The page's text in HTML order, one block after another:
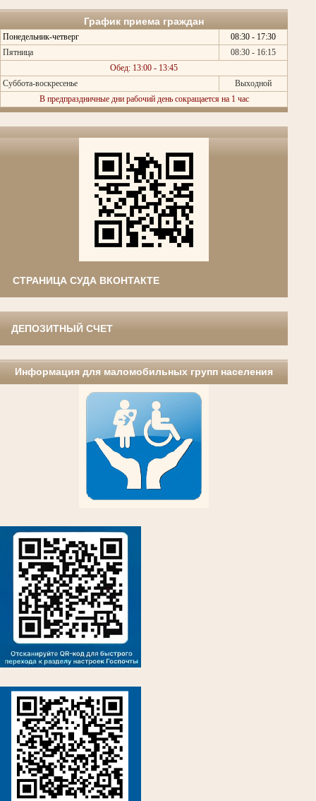
График приема граждан
Понедельник-четверг
08:30 - 17:30
Пятница
08:30 - 16:15
Обед: 13:00 - 13:45
Суббота-воскресенье
Выходной
В предпраздничные дни рабочий день сокращается на 1 час
СТРАНИЦА СУДА ВКОНТАКТЕ
ДЕПОЗИТНЫЙ СЧЕТ
Информация для маломобильных групп населения